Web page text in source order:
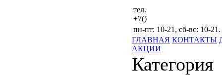
тел.
+7()
пн-пт: 10-21, сб-вс: 10-21.
ГЛАВНАЯ КОНТАКТЫ
АКЦИИ
Категория